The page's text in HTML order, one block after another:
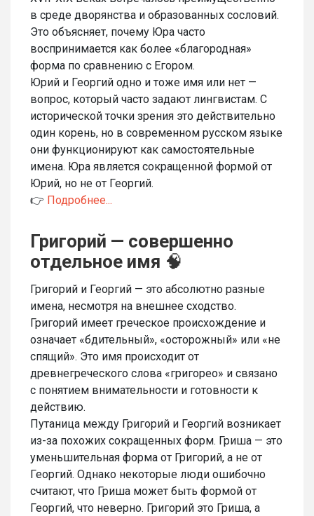
в среде дворянства и образованных сословий.
Это объясняет, почему Юра часто
воспринимается как более «благородная»
форма по сравнению с Егором.
Юрий и Георгий одно и тоже имя или нет —
вопрос, который часто задают лингвистам. С
исторической точки зрения это действительно
один корень, но в современном русском языке
они функционируют как самостоятельные
имена. Юра является сокращенной формой от
Юрий, но не от Георгий.
👉 Подробнее...
Григорий — совершенно
отдельное имя 🧠
Григорий и Георгий — это абсолютно разные
имена, несмотря на внешнее сходство.
Григорий имеет греческое происхождение и
означает «бдительный», «осторожный» или «не
спящий». Это имя происходит от
древнегреческого слова «григорео» и связано
с понятием внимательности и готовности к
действию.
Путаница между Григорий и Георгий возникает
из-за похожих сокращенных форм. Гриша — это
уменьшительная форма от Григорий, а не от
Георгий. Однако некоторые люди ошибочно
считают, что Гриша может быть формой от
Георгий, что неверно. Григорий это Гриша, а